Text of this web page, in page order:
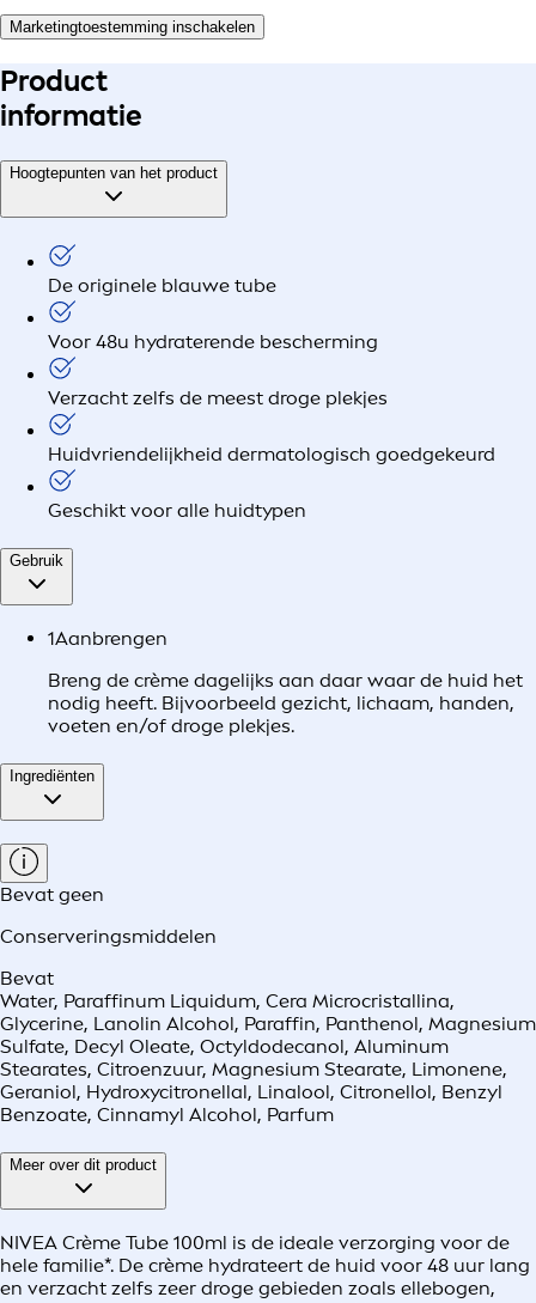
Marketingtoestemming inschakelen
Product
informatie
Hoogtepunten van het product
De originele blauwe tube
Voor 48u hydraterende bescherming
Verzacht zelfs de meest droge plekjes
Huidvriendelijkheid dermatologisch goedgekeurd
Geschikt voor alle huidtypen
Gebruik
1Aanbrengen
Breng de crème dagelijks aan daar waar de huid het
nodig heeft. Bijvoorbeeld gezicht, lichaam, handen,
voeten en/of droge plekjes.
Ingrediënten
Bevat geen
Conserveringsmiddelen
Bevat
Water, Paraffinum Liquidum, Cera Microcristallina,
Glycerine, Lanolin Alcohol, Paraffin, Panthenol, Magnesium
Sulfate, Decyl Oleate, Octyldodecanol, Aluminum
Stearates, Citroenzuur, Magnesium Stearate, Limonene,
Geraniol, Hydroxycitronellal, Linalool, Citronellol, Benzyl
Benzoate, Cinnamyl Alcohol, Parfum
Meer over dit product
NIVEA Crème Tube 100ml is de ideale verzorging voor de
hele familie*. De crème hydrateert de huid voor 48 uur lang
en verzacht zelfs zeer droge gebieden zoals ellebogen,